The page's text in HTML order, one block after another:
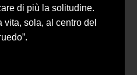
di più la solitudine.
vita, sola, al centro del